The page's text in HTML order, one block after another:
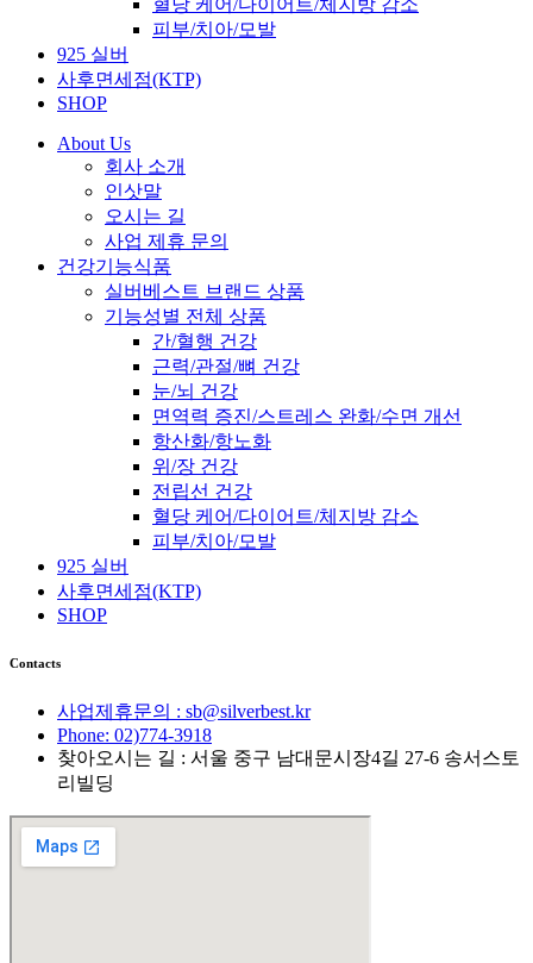
혈당 케어/다이어트/체지방 감소
피부/치아/모발
925 실버
사후면세점(KTP)
SHOP
About Us
회사 소개
인삿말
오시는 길
사업 제휴 문의
건강기능식품
실버베스트 브랜드 상품
기능성별 전체 상품
간/혈행 건강
근력/관절/뼈 건강
눈/뇌 건강
면역력 증진/스트레스 완화/수면 개선
항산화/항노화
위/장 건강
전립선 건강
혈당 케어/다이어트/체지방 감소
피부/치아/모발
925 실버
사후면세점(KTP)
SHOP
Contacts
사업제휴문의 : sb@silverbest.kr
Phone: 02)774-3918
찾아오시는 길 : 서울 중구 남대문시장4길 27-6 송서스토
리빌딩